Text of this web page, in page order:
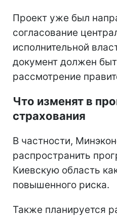
Проект уже был
согласование
исполнительной
документ должен
рассмотрение
Что изменят в
страхования
В частности,
распространить
Киевскую область
повышенного риска.
Также планируется